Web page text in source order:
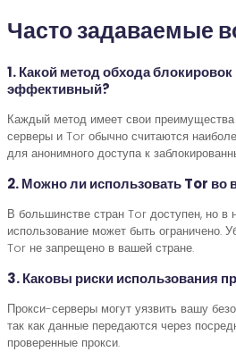
Часто задаваемые
1. Какой метод обхода
эффективный?
Каждый метод имеет свои преимущества
серверы и Tor обычно считаются
для анонимного доступа к
2. Можно ли использовать Tor во
В большинстве стран Tor доступен, но в
использование может быть ограничено.
Tor не запрещено в вашей стране.
3. Каковы риски использования
Прокси-серверы могут уязвить вашу
так как данные передаются через
проверенные прокси.